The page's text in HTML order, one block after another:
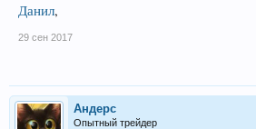
Данил,
29 сен 2017
Андерс
Опытный трейдер